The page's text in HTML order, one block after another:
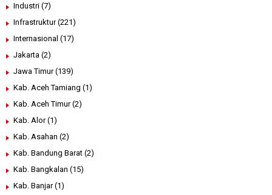
Industri (7)
Infrastruktur (221)
Internasional (17)
Jakarta (2)
Jawa Timur (139)
Kab. Aceh Tamiang (1)
Kab. Aceh Timur (2)
Kab. Alor (1)
Kab. Asahan (2)
Kab. Bandung Barat (2)
Kab. Bangkalan (15)
Kab. Banjar (1)